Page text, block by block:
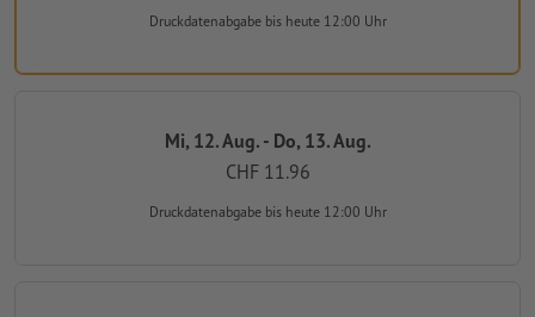
Druckdatenabgabe bis heute 12:00 Uhr
Mi, 12. Aug. - Do, 13. Aug.
CHF 11.96
Druckdatenabgabe bis heute 12:00 Uhr